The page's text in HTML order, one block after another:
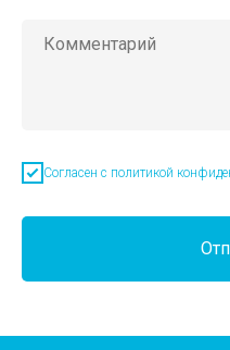
Согласен с политикой